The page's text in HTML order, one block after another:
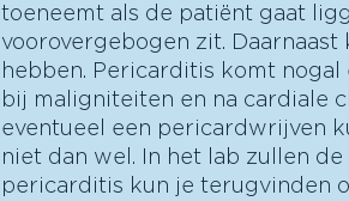
toeneemt als de patiënt gaat
voorovergebogen zit.
hebben. Pericarditis komt
bij maligniteiten en na cardiale
eventueel een pericardwrijven
niet dan wel. In het lab zullen
pericarditis kun je terugvinden